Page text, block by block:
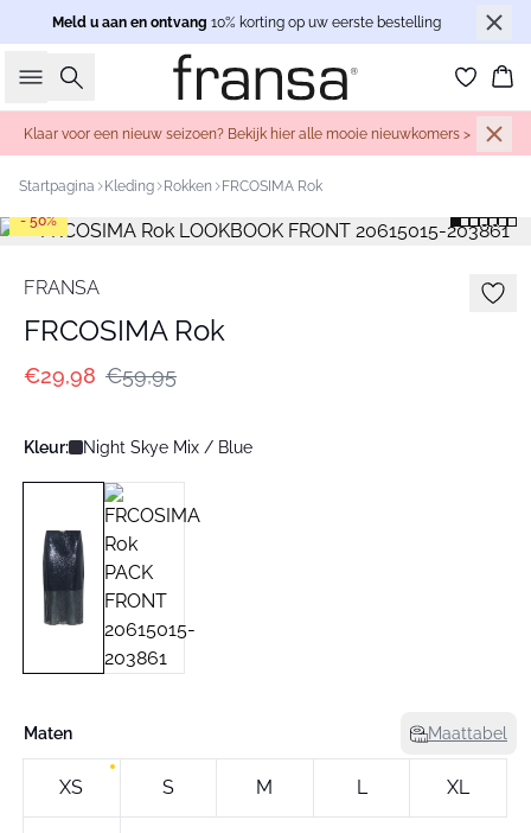
Meld u aan en ontvang 10% korting op uw eerste bestelling
Zoeken
Klaar voor een nieuw seizoen? Bekijk hier alle mooie nieuwkomers >
Startpagina Kleding Rokken FRCOSIMA Rok
- 50%
FRANSA
FRCOSIMA Rok
€29,98 €59,95
Kleur: Night Skye Mix / Blue
Maten Maattabel
XS S M L XL